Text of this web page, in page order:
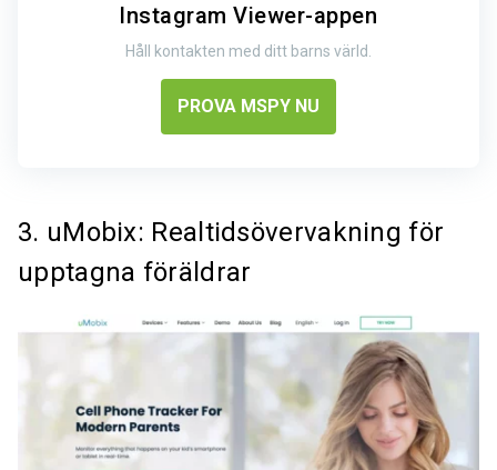
Instagram Viewer-appen
Håll kontakten med ditt barns värld.
PROVA MSPY NU
3. uMobix: Realtidsövervakning för
upptagna föräldrar